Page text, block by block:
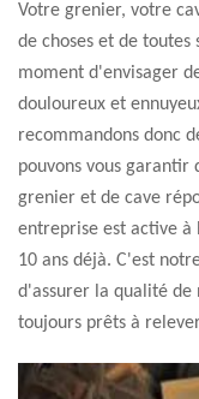
Votre grenier, votre
de choses et de
moment d'envisager
douloureux et
recommandons donc
pouvons vous garantir
grenier et de cave
entreprise est active à
10 ans déjà. C'est
d'assurer la qualité de
toujours prêts à